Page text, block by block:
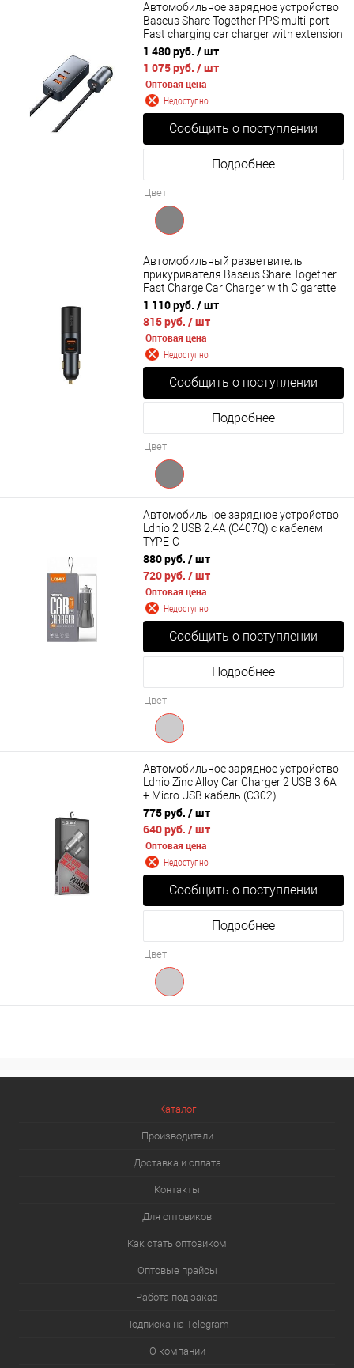
Автомобильное зарядное устройство
Baseus Share Together PPS multi-port
Fast charging car charger with extension
cord 120W 2U 2C (CCBT-A0G)
1 480 руб. / шт
1 075 руб. / шт
Оптовая цена
Недоступно
Сообщить о поступлении
Подробнее
Цвет
Автомобильный разветвитель
прикуривателя Baseus Share Together
Fast Charge Car Charger with Cigarette
Lighter Expansion Port U+C 120W (CCBT-
C0G)
1 110 руб. / шт
815 руб. / шт
Оптовая цена
Недоступно
Сообщить о поступлении
Подробнее
Цвет
Автомобильное зарядное устройство
Ldnio 2 USB 2.4А (C407Q) с кабелем
TYPE-C
880 руб. / шт
720 руб. / шт
Оптовая цена
Недоступно
Сообщить о поступлении
Подробнее
Цвет
Автомобильное зарядное устройство
Ldnio Zinc Alloy Car Charger 2 USB 3.6A
+ Micro USB кабель (C302)
775 руб. / шт
640 руб. / шт
Оптовая цена
Недоступно
Сообщить о поступлении
Подробнее
Цвет
Каталог
Производители
Доставка и оплата
Контакты
Для оптовиков
Как стать оптовиком
Оптовые прайсы
Работа под заказ
Подписка на Telegram
О компании